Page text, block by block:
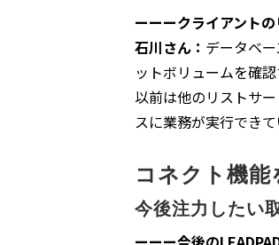
ーーークライアント
石川さん： データベ
ットボリュームを確
以前は他のリストサ
スに業務が実行できて
コネクト機
今後注力したい